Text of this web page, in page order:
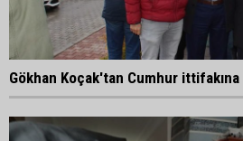
Gökhan Koçak'tan Cumhur